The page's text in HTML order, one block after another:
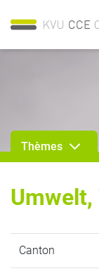
Thèmes
Umwelt,
Canton